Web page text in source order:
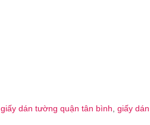
giấy dán tường quận tân bình giấy